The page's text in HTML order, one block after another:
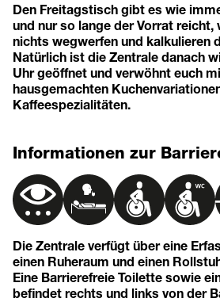
Den Freitagstisch gibt es wie
und nur so lange der Vorrat reicht,
nichts wegwerfen und kalkulieren
Natürlich ist die Zentrale danach
Uhr geöffnet und verwöhnt euch
hausgemachten
Kaffeespezialitäten.
Informationen zur
Die Zentrale verfügt über eine
einen Ruheraum und einen
Eine Barrierefreie Toilette sowie
befindet rechts und links von der